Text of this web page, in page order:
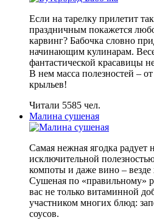
Если на тарелку прилетит
праздничным покажется
карвинг? Бабочка словно
начинающим кулинарам.
фантастической красавицы
В нем масса полезностей –
крыльев!
Читали 5585 чел.
Малина сушеная
Самая нежная ягодка радует
исключительной
компоты и даже вино – везде
Сушеная по «правильному»
вас не только витаминной
участником многих блюд:
соусов.